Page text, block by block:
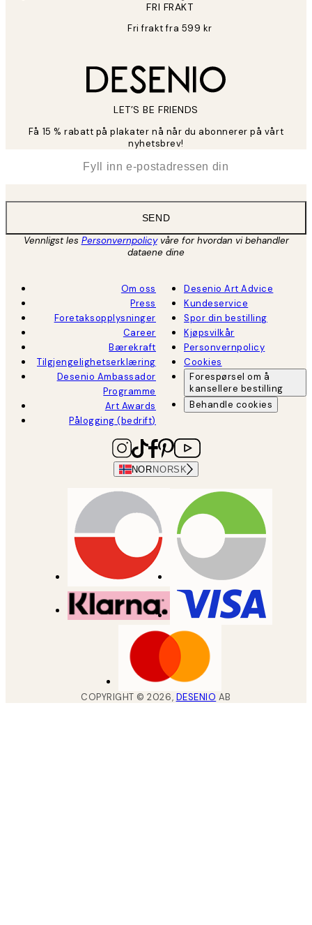
FRI FRAKT
Fri frakt fra 599 kr
LET’S BE FRIENDS
Få 15 % rabatt på plakater nå når du abonnerer på vårt
nyhetsbrev!
SEND
Vennligst les Personvernpolicyvåre for hvordan vi behandler
dataene dine
Om oss
Press
Foretaksopplysninger
Career
Bærekraft
Tilgjengelighetserklæring
Desenio Ambassador
Programme
Art Awards
Pålogging (bedrift)
Desenio Art Advice
Kundeservice
Spor din bestilling
Kjøpsvilkår
Personvernpolicy
Cookies
Forespørsel om å
kansellere bestilling
Behandle cookies
NOR NORSK
COPYRIGHT ©2026, DESENIO AB